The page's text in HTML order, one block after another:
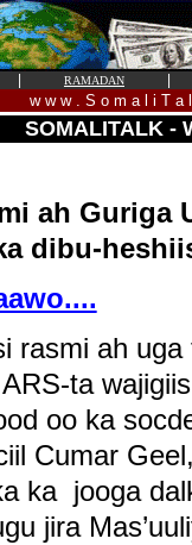
RAMADAN
w w w . S o m a l i T a
SOMALITALK -
ah Guriga
dibu-
rasmi ah
ta
oo ka
Cumar
ka jooga
jira